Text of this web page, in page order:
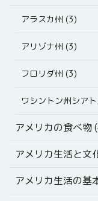
アラスカ州 (3)
アリゾナ州 (3)
フロリダ州 (3)
ワシントン州シア
アメリカの食べ物
アメリカ生活と文
アメリカ生活の基